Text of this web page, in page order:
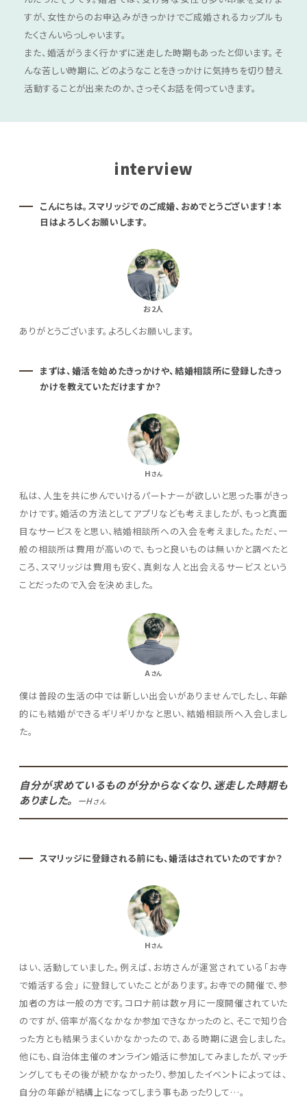
すが、女性からのお申込みがきっかけでご成婚されるカップルも
たくさんいらっしゃいます。
また、婚活がうまく行かずに迷走した時期もあったと仰います。そ
んな苦しい時期に、どのようなことをきっかけに気持ちを切り替え
活動することが出来たのか、さっそくお話を伺っていきます。
interview
こんにちは。スマリッジでのご成婚、おめでとうございます！本
日はよろしくお願いします。
お2人
ありがとうございます。よろしくお願いします。
まずは、婚活を始めたきっかけや、結婚相談所に登録したきっ
かけを教えていただけますか？
Hさん
私は、人生を共に歩んでいけるパートナーが欲しいと思った事がきっ
かけです。婚活の方法としてアプリなども考えましたが、もっと真面
目なサービスをと思い、結婚相談所への入会を考えました。ただ、一
般の相談所は費用が高いので、もっと良いものは無いかと調べたと
ころ、スマリッジは費用も安く、真剣な人と出会えるサービスという
ことだったので入会を決めました。
Aさん
僕は普段の生活の中では新しい出会いがありませんでしたし、年齢
的にも結婚ができるギリギリかなと思い、結婚相談所へ入会しまし
た。
自分が求めているものが分からなくなり、迷走した時期も
ありました。
ーHさん
スマリッジに登録される前にも、婚活はされていたのですか？
Hさん
はい、活動していました。例えば、お坊さんが運営されている「お寺
で婚活する会」 に登録していたことがあります。お寺での開催で、参
加者の方は一般の方です。コロナ前は数ヶ月に一度開催されていた
のですが、倍率が高くなかなか参加できなかったのと、そこで知り合
った方とも結果うまくいかなかったので、ある時期に退会しました。
他にも、自治体主催のオンライン婚活に参加してみましたが、マッチ
ングしてもその後が続かなかったり、参加したイベントによっては、
自分の年齢が結構上になってしまう事もあったりして…。